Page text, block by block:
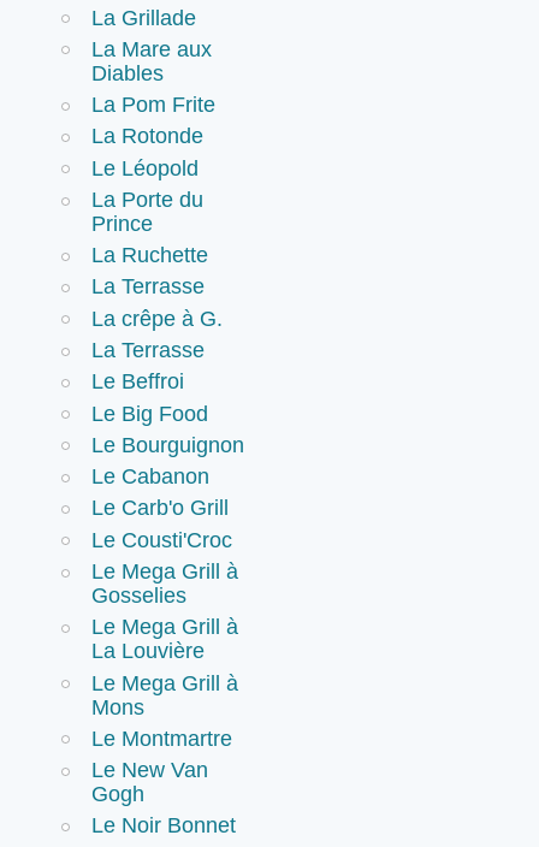
La Grillade
La Mare aux
Diables
La Pom Frite
La Rotonde
Le Léopold
La Porte du
Prince
La Ruchette
La Terrasse
La crêpe à G.
La Terrasse
Le Beffroi
Le Big Food
Le Bourguignon
Le Cabanon
Le Carb'o Grill
Le Cousti'Croc
Le Mega Grill à
Gosselies
Le Mega Grill à
La Louvière
Le Mega Grill à
Mons
Le Montmartre
Le New Van
Gogh
Le Noir Bonnet